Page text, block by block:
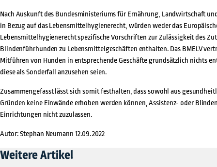
Nach Auskunft des Bundesministeriums für Ernährung, Landwirtschaft
in Bezug auf das Lebensmittelhygienerecht, würden weder das
Lebensmittelhygienerecht spezifische Vorschriften zur Zulässigkeit des
Blindenführhunden zu Lebensmittelgeschäften enthalten. Das BMELV
Mitführen von Hunden in entsprechende Geschäfte grundsätzlich nichts
diese als Sonderfall anzusehen seien.
Zusammengefasst lässt sich somit festhalten, dass sowohl aus
Gründen keine Einwände erhoben werden können, Assistenz- oder
Einrichtungen nicht zuzulassen.
Autor: Stephan Neumann 12.09.2022
Weitere Artikel